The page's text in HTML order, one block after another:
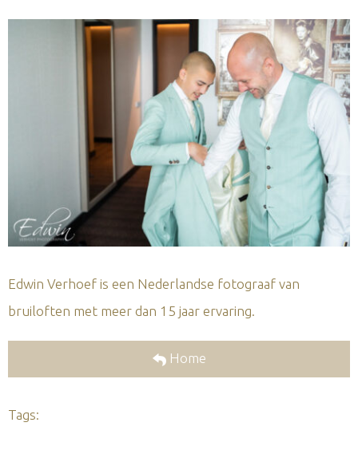
Edwin Verhoef is een Nederlandse fotograaf van
bruiloften met meer dan 15 jaar ervaring.
Home
Tags: